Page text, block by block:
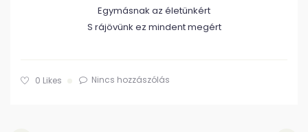
Egymásnak az életünkért
S rájövünk ez mindent megért
0 Likes Nincs hozzászólás